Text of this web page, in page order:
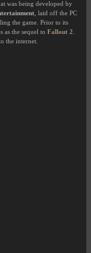
was being developed by
, laid off the PC
the game. Prior to its
as the sequel to Fallout 2
the internet.